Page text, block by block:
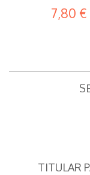
7,80 €
TITULAR